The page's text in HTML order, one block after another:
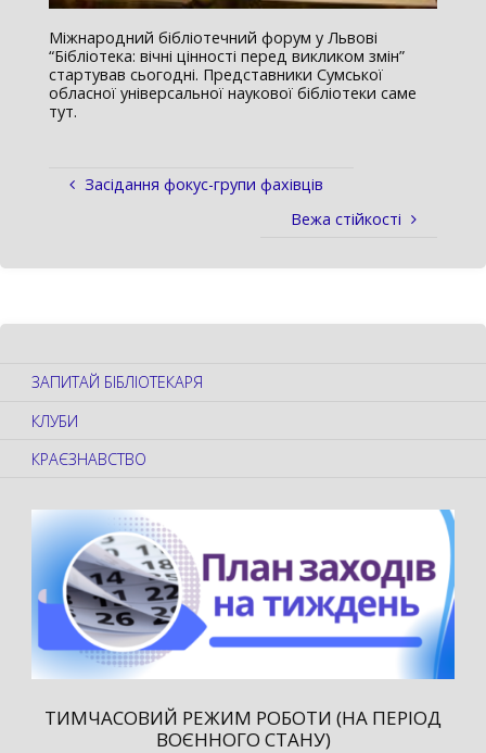
Міжнародний бібліотечний форум у Львові
“Бібліотека: вічні цінності перед викликом змін”
стартував сьогодні. Представники Сумської
обласної універсальної наукової бібліотеки саме
тут.
Засідання фокус-групи фахівців
Вежа стійкості
ЗАПИТАЙ БІБЛІОТЕКАРЯ
КЛУБИ
КРАЄЗНАВСТВО
ТИМЧАСОВИЙ РЕЖИМ РОБОТИ (НА ПЕРІОД
ВОЄННОГО СТАНУ)